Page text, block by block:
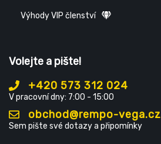
Výhody VIP členství
Volejte a pište!
+420 573 312 024
V pracovní dny: 7:00 - 15:00
obchod@rempo-vega.cz
Sem pište své dotazy a připomínky